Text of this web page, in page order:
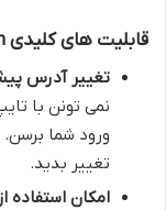
قابلیت های کلیدی jSecure Authentication:
تغییر آدرس
ورود شما
تغییر بدید.
امکان استفاده